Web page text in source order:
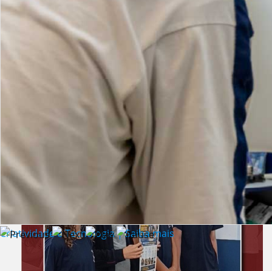
Criatividade e Tecnologia | Saiba mais